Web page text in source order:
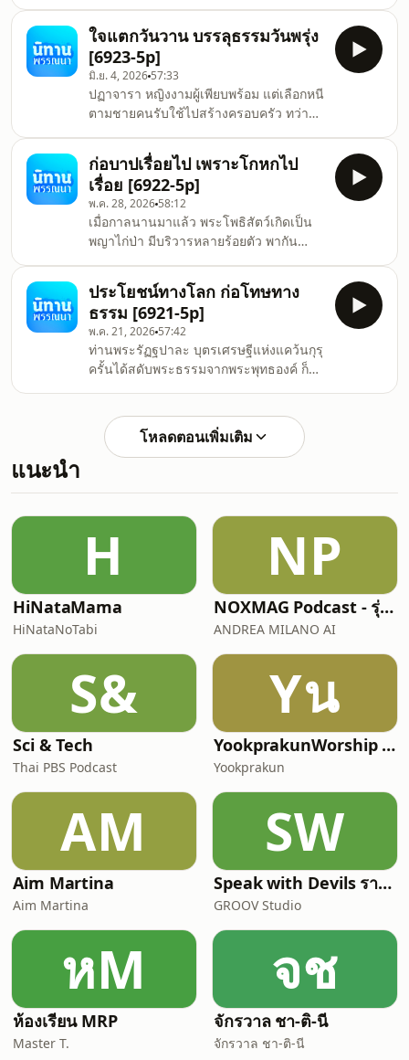
ทวีป ต่อมาได้พบพระเถระ นางจึงยอมรับ
ความรู้ที่ตนยังเข้าไม่ถึง และขอบวชใน
พระพุทธศาสนา ภายหลังบำเพ็ญเพียรไม่
นาน
จึงขอให้พระสวามีส่งคนมารายงานทุกข์สุข
ของพระองค์เป็นระยะมิให้ขาด เมื่อพระ
ราชาเดินทัพทางไกล ก็รีบส่งม้าเร็วนำข่าว
มาส่งแก่อัครมเหสีตามที่ให้สัญญาไว้ ในทุก
ๆ โยชน์ที่ทัพกษัตริย์เดินทางไปก็จะมีทหาร
มาส่งข่าวแก่พระมเหสี 1 คน&nbsp;ซึ่ง
พระนางนั้นกลับทำการนอกใจพระราชาทุก
ครั้งไป ในวันที่รอรับเสด็จพระ
ใจแตกวันวาน บรรลุธรรมวันพรุ่ง
[6923-5p]
มิ.ย. 4, 2026 57:33
ปฏาจารา หญิงงามผู้เพียบพร้อม แต่เลือกหนี
ตามชายคนรับใช้ไปสร้างครอบครัว ทว่า
ตาย ลูกคนหนึ่งถูกเหยี่ยวโฉบ ลูกอีกคนถูก
น้ำพัดหาย และเมื่อกลับถึงบ้าน ยังพบว่า
บิดา มารดา และพี่ชายเสียชีวิตพร้อมกัน
ความทุกข์ถาโถมจนถึงขั้นเสียสติแต่เมื่อได้
ฟังพระธรรมจากพระพุทธองค์ นางจึงเห็น
ความจริงของชีวิตว่า ทุกสิ่งล้วนไม่เที่ยง
ไม่มีสิ่งใดเป็นที่พึ่งอันแท้จริง จากหญิงผู้จม
อยู่ในมหาสม
ก่อบาปเรื่อยไป เพราะโกหกไป
เรื่อย [6922-5p]
พ.ค. 28, 2026 58:12
เมื่อกาลนานมาแล้ว พระโพธิสัตว์เกิดเป็น
พญาไก่ป่า มีบริวารหลายร้อยตัว พากัน
หนึ่งอาศัยอยู่ นางแมวป่ามันเที่ยวใช้อุบาย
ล่อลวงจับไก่ป่ากินเป็นอาหารเกือบหมด เมื่อ
พญาไก่ป่าทราบว่าบริวารถูกนางแมวจับกิน
ก็ไม่ไปใกล้บริเวณนั้น นางแมวป่าจอมมายา
จึงต้องดั้นด้นมาหาพญาไก่ป่าเสียเอง มัน
กล่าววาจาหว่านล้อมต่างๆ เพื่อหลอกล่อให้
พญาไก่ป่าเข้ามาใกล้ หากแต่พญาไก่ป่า
รู้ทันเล่ห์เหลี่ยม
ประโยชน์ทางโลก ก่อโทษทาง
ธรรม [6921-5p]
พ.ค. 21, 2026 57:42
ท่านพระรัฏฐปาละ บุตรเศรษฐีแห่งแคว้นกุรุ
ครั้นได้สดับพระธรรมจากพระพุทธองค์ ก็
คัดค้าน ท่านก็ยืนยันความตั้งใจอย่างแน่ว
แน่ จนได้รับอนุญาตให้บรรพชา เมื่อบวช
มาครองสมบัติอีกครั้ง ท่านก็ไม่หวั่นไหว
เพราะเห็นแจ้งว่า ทรัพย์สมบ
โหลดตอนเพิ่มเติม
แนะนำ
H
HiNataMama
HiNataNoTabi
NP
NOXMAG Podcast - รุ่นภาษาไทย
ANDREA MILANO AI
S&
Sci & Tech
Thai PBS Podcast
Yน
YookprakunWorship นมัสการสรรเสริญพระเจ้ากับคริสตจักรย
Yookprakun
AM
Aim Martina
Aim Martina
SW
Speak with Devils รายการฟุตบอลที่คุยแต่เรื่องฟุตบอล
GROOV Studio
หM
ห้องเรียน MRP
Master T.
จช
จักรวาล ชา-ติ-นี
จักรวาล ชา-ติ-นี